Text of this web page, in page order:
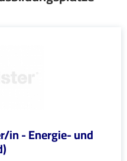
in - Energie- und